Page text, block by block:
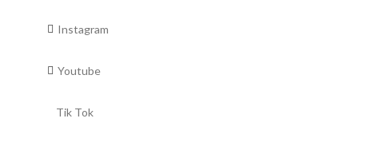
Instagram
Youtube
Tik Tok